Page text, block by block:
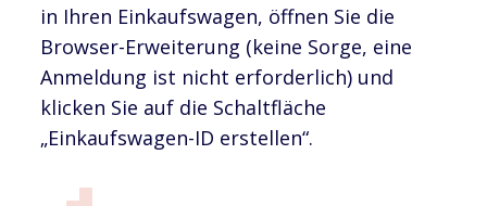
in Ihren Einkaufswagen, öffnen Sie die
Browser-Erweiterung (keine Sorge, eine
Anmeldung ist nicht erforderlich) und
klicken Sie auf die Schaltfläche
„Einkaufswagen-ID erstellen“.